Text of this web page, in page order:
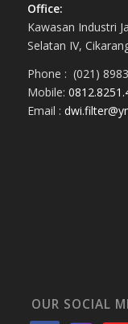
Office:
Kawasan Industri
Selatan IV,
Phone : (021)
Mobile:
Email :
OUR SOCIAL